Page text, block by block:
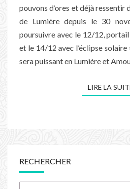
pouvons d’ores et déjà ressentir
de Lumière depuis le 30
poursuivre avec le 12/12,
et le 14/12 avec l’éclipse
sera puissant en Lumière et
LIRE LA
RECHERCHER